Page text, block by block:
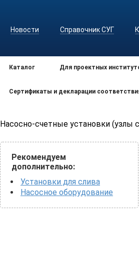
Новости Справочник СУГ
Каталог Для проектных
Сертификаты и декларации
Насосно-счетные установки (узлы
Рекомендуем
дополнительно:
Установки для слива
Насосное оборудование